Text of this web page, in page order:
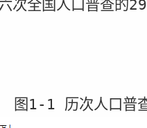
次全国人口普查的
图 1-1 历次人口普